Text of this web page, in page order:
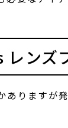
ンズ
ありますが